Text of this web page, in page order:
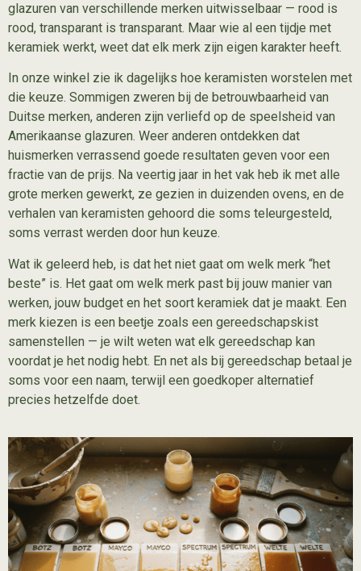
glazuren van verschillende merken uitwisselbaar — rood is
rood, transparant is transparant. Maar wie al een tijdje met
keramiek werkt, weet dat elk merk zijn eigen karakter heeft.
In onze winkel zie ik dagelijks hoe keramisten worstelen met
die keuze. Sommigen zweren bij de betrouwbaarheid van
Duitse merken, anderen zijn verliefd op de speelsheid van
Amerikaanse glazuren. Weer anderen ontdekken dat
huismerken verrassend goede resultaten geven voor een
fractie van de prijs. Na veertig jaar in het vak heb ik met alle
grote merken gewerkt, ze gezien in duizenden ovens, en de
verhalen van keramisten gehoord die soms teleurgesteld,
soms verrast werden door hun keuze.
Wat ik geleerd heb, is dat het niet gaat om welk merk “het
beste” is. Het gaat om welk merk past bij jouw manier van
werken, jouw budget en het soort keramiek dat je maakt. Een
merk kiezen is een beetje zoals een gereedschapskist
samenstellen — je wilt weten wat elk gereedschap kan
voordat je het nodig hebt. En net als bij gereedschap betaal je
soms voor een naam, terwijl een goedkoper alternatief
precies hetzelfde doet.